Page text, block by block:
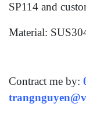
SP114 and
Material:
Contract me by: